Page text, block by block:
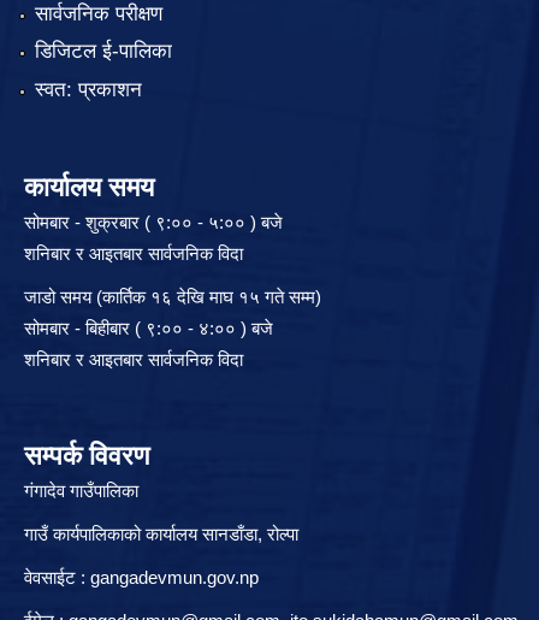
सार्वजनिक परीक्षण
डिजिटल ई-पालिका
स्वत: प्रकाशन
कार्यालय समय
सोमबार - शुक्रबार ( ९:०० - ५:०० ) बजे
शनिबार र आइतबार सार्वजनिक विदा
जाडो समय (कार्तिक १६ देखि माघ १५ गते सम्म)
सोमबार - बिहीबार ( ९:०० - ४:०० ) बजे
शनिबार र आइतबार सार्वजनिक विदा
सम्पर्क विवरण
गंगादेव गाउँपालिका
गाउँ कार्यपालिकाको कार्यालय सानडाँडा, रो‍‍ल्पा
वेवसाईट : gangadevmun.gov.np